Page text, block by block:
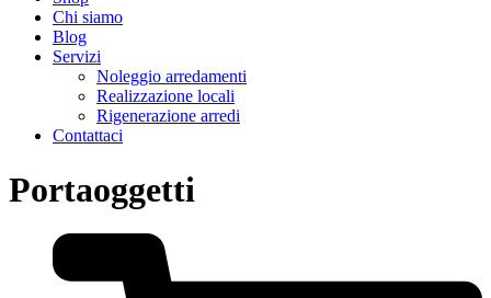
Chi siamo
Blog
Servizi
Noleggio arredamenti
Realizzazione locali
Rigenerazione arredi
Contattaci
Portaoggetti